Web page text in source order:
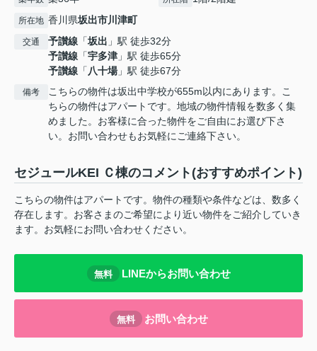
所在地 香川県坂出市川津町
交通 予讃線 「坂出 」駅 徒歩32分
予讃線 「宇多津 」駅 徒歩65分
予讃線 「八十場」駅 徒歩67分
備考
こちらの物件は坂出中学校が655m以内にあります。こ
ちらの物件はアパートです。地域の物件情報を数多く集
めました。お客様に合った物件をご自由にお選び下さ
い。お問い合わせもお気軽にご連絡下さい。
セジュールKEI Ｃ棟のコメント(おすすめポイント)
こちらの物件はアパートです。物件の種類や条件などは、数多く
存在します。お客さまのご希望により近い物件をご紹介していき
ます。お気軽にお問い合わせください。
無料 LINEからお問い合わせ
無料 お問い合わせ